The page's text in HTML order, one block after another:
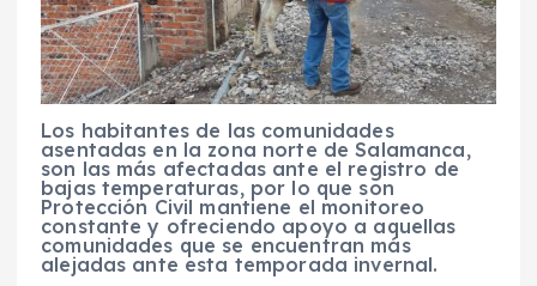
Los habitantes de las comunidades
asentadas en la zona norte de Salamanca,
son las más afectadas ante el registro de
bajas temperaturas, por lo que son
Protección Civil mantiene el monitoreo
constante y ofreciendo apoyo a aquellas
comunidades que se encuentran más
alejadas ante esta temporada invernal.